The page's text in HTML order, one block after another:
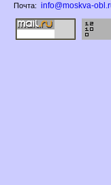
Почта: info@moskva-